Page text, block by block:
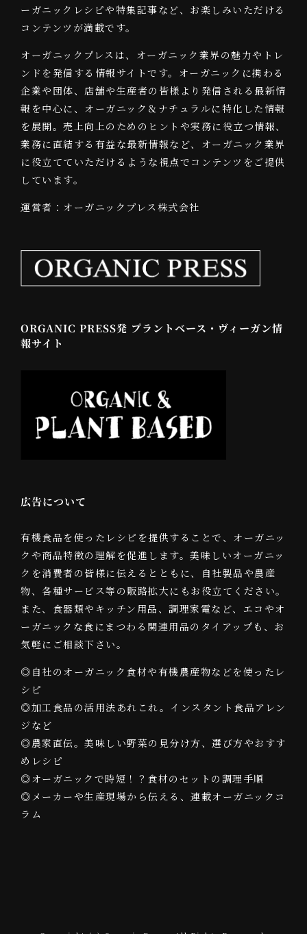
ーガニックレシピや特集記事など、お楽しみいただける
コンテンツが満載です。
オーガニックプレスは、オーガニック業界の魅力やトレ
ンドを発信する情報サイトです。オーガニックに携わる
企業や団体、店舗や生産者の皆様より発信される最新情
報を中心に、オーガニック＆ナチュラルに特化した情報
を展開。売上向上のためのヒントや実務に役立つ情報、
業務に直結する有益な最新情報など、オーガニック業界
に役立てていただけるような視点でコンテンツをご提供
しています。
運営者：オーガニックプレス株式会社
ORGANIC PRESS発 プラントベース・ヴィーガン情
報サイト
広告について
有機食品を使ったレシピを提供することで、オーガニッ
クや商品特徴の理解を促進します。美味しいオーガニッ
クを消費者の皆様に伝えるとともに、自社製品や農産
物、各種サービス等の販路拡大にもお役立てください。
また、食器類やキッチン用品、調理家電など、エコやオ
ーガニックな食にまつわる関連用品のタイアップも、お
気軽にご相談下さい。
◎自社のオーガニック食材や有機農産物などを使ったレ
シピ
◎加工食品の活用法あれこれ。インスタント食品アレン
ジなど
◎農家直伝。美味しい野菜の見分け方、選び方やおすす
めレシピ
◎オーガニックで時短！？食材のセットの調理手順
◎メーカーや生産現場から伝える、連載オーガニックコ
ラム